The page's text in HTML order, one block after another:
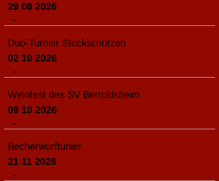
29 08 2026
-
Duo-Turnier Stockschützen
02 10 2026
-
Weinfest des SV Bertoldsheim
09 10 2026
-
Becherwurftunier
21 11 2026
-